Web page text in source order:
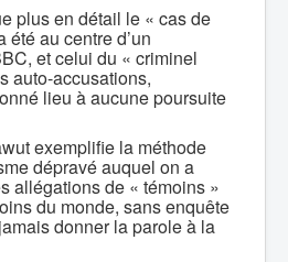
plus en détail le « cas de
au centre d’un
et celui du « criminel
auto-accusations,
lieu à aucune poursuite
exemplifie la méthode
dépravé auquel on a
allégations de « témoins »
du monde, sans enquête
donner la parole à la